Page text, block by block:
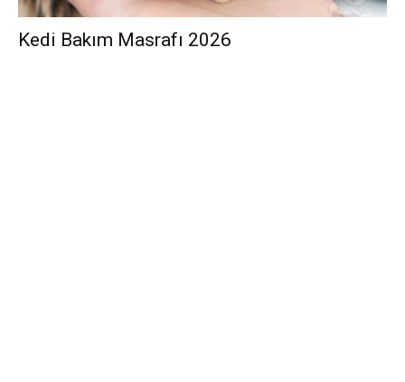
Kedi Bakım Masrafı 2026